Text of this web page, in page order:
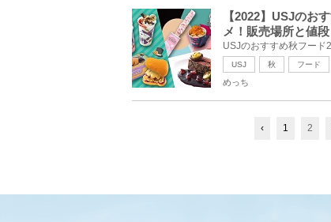
【2022】USJのお
メ！販売場所と値段
USJ 秋 フード
めっち
‹ 1 2